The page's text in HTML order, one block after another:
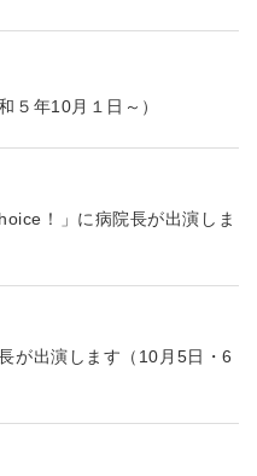
５年10月１日～）
！」に病院長が出演しま
が出演します（10月5日・6